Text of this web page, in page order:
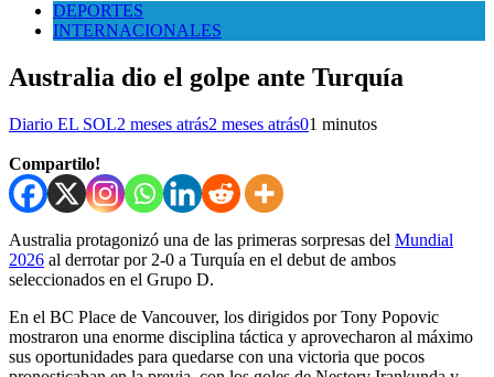
DEPORTES
INTERNACIONALES
Australia dio el golpe ante Turquía
Diario EL SOL2 meses atrás2 meses atrás01 minutos
Compartilo!
Australia protagonizó una de las primeras sorpresas del Mundial
2026 al derrotar por 2-0 a Turquía en el debut de ambos
seleccionados en el Grupo D.
En el BC Place de Vancouver, los dirigidos por Tony Popovic
mostraron una enorme disciplina táctica y aprovecharon al máximo
sus oportunidades para quedarse con una victoria que pocos